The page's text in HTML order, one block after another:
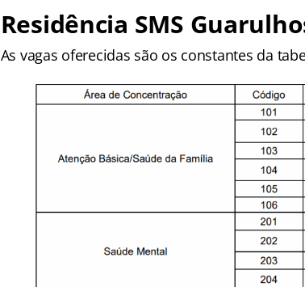
Residência SMS
As vagas oferecidas são os constantes da